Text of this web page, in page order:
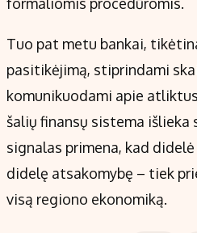
Tuo pat metu bankai,
pasitikėjimą, stiprindami
komunikuodami apie
šalių finansų sistema išlieka
signalas primena, kad
didelę atsakomybę – tiek
visą regiono ekonomiką.